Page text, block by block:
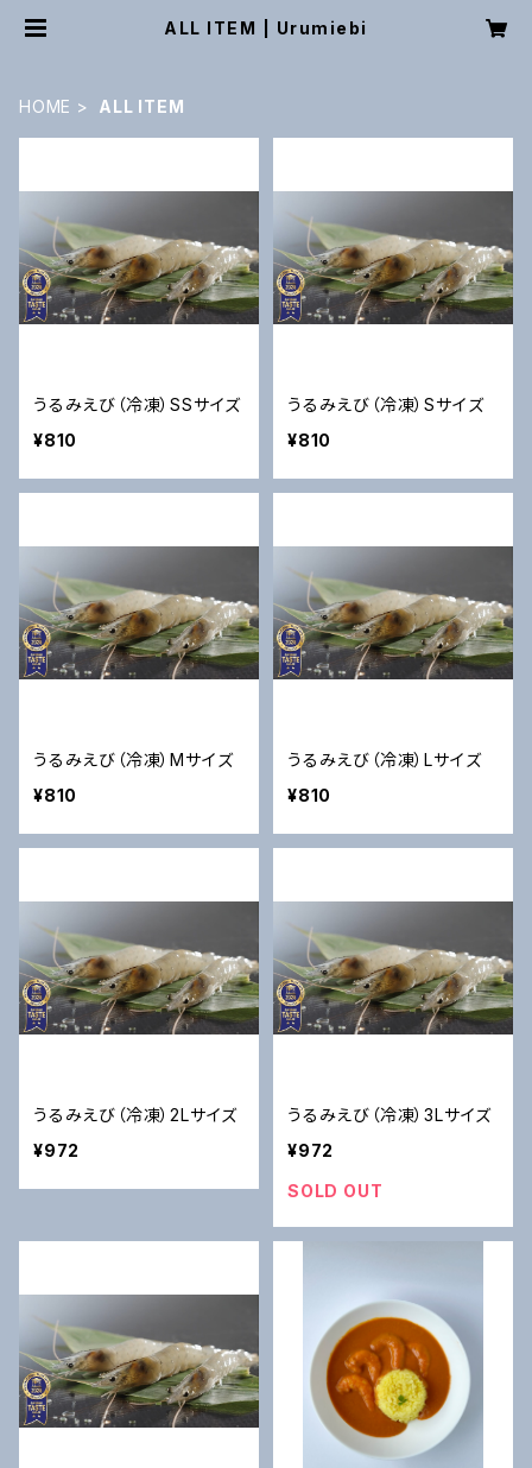
ALL ITEM | Urumiebi
HOME ALL ITEM
うるみえび（冷凍）SSサイズ
¥810
うるみえび（冷凍）Sサイズ
¥810
うるみえび（冷凍）Mサイズ
¥810
うるみえび（冷凍）Lサイズ
¥810
うるみえび（冷凍）2Lサイズ
¥972
うるみえび（冷凍）3Lサイズ
¥972
SOLD OUT